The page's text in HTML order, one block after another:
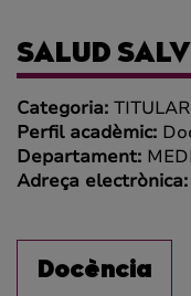
SALUD
Categoria:
Perfil acadèmic:
Departament:
Adreça electrònica:
Docència